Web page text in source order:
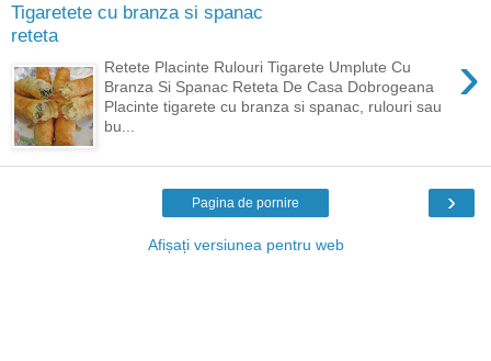
Tigaretete cu branza si spanac
reteta
›
Retete Placinte Rulouri Tigarete Umplute Cu
Branza Si Spanac Reteta De Casa Dobrogeana
Placinte tigarete cu branza si spanac, rulouri sau
bu...
›
Pagina de pornire
Afișați versiunea pentru web